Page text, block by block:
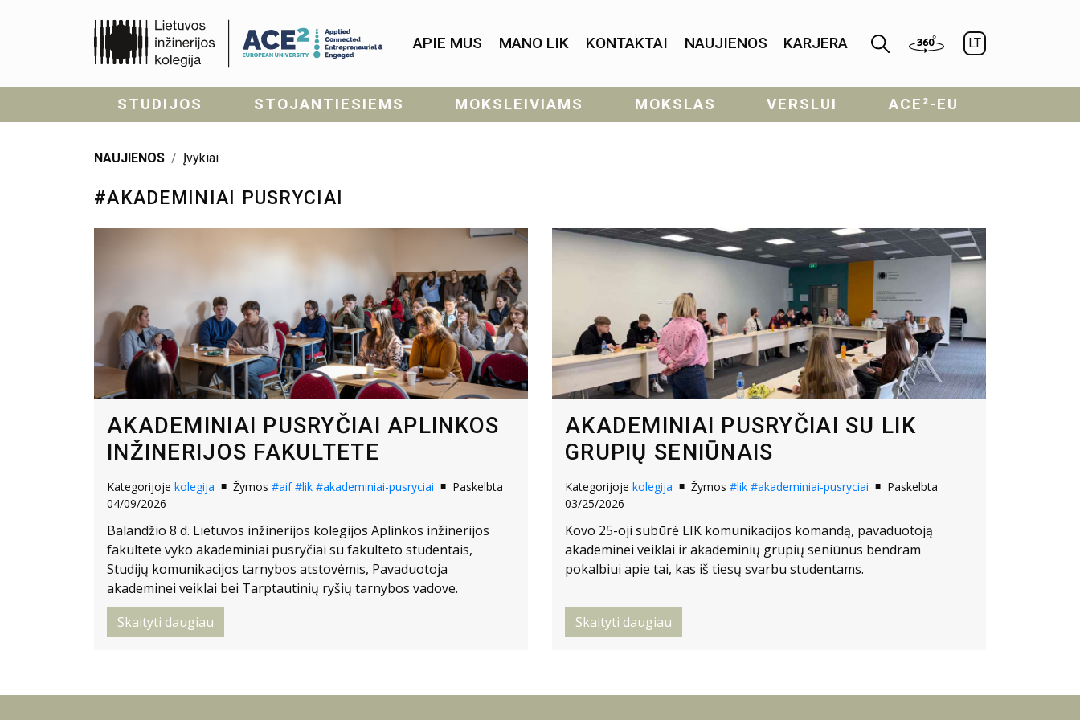
APIE MUS MANO LIK KONTAKTAI NAUJIENOS KARJERA LT
STUDIJOS STOJANTIESIEMS MOKSLEIVIAMS MOKSLAS VERSLUI ACE²-EU
NAUJIENOS Įvykiai
#AKADEMINIAI PUSRYCIAI
AKADEMINIAI PUSRYČIAI APLINKOS
INŽINERIJOS FAKULTETE
Kategorijoje kolegija Žymos #aif #lik #akademiniai-pusryciai
Paskelbta
04/09/2026
Balandžio 8 d. Lietuvos inžinerijos kolegijos Aplinkos inžinerijos
fakultete vyko akademiniai pusryčiai su fakulteto studentais,
Studijų komunikacijos tarnybos atstovėmis, Pavaduotoja
akademinei veiklai bei Tarptautinių ryšių tarnybos vadove.
Skaityti daugiau
AKADEMINIAI PUSRYČIAI SU LIK
GRUPIŲ SENIŪNAIS
Kategorijoje kolegija Žymos #lik #akademiniai-pusryciai
Paskelbta
03/25/2026
Kovo 25-oji subūrė LIK komunikacijos komandą, pavaduotoją
akademinei veiklai ir akademinių grupių seniūnus bendram
pokalbiui apie tai, kas iš tiesų svarbu studentams.
Skaityti daugiau